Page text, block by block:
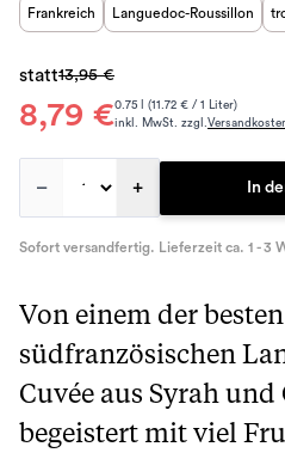
Frankreich Languedoc-Roussillon
8,79 €
statt13,95 €
0.75 l (11.72 € / 1 Liter)
inkl. MwSt. zzgl.
– + In
Sofort versandfertig. Lieferzeit ca. 1 - 3
Von einem der
südfranzösischen
Cuvée aus Syrah und
begeistert mit viel